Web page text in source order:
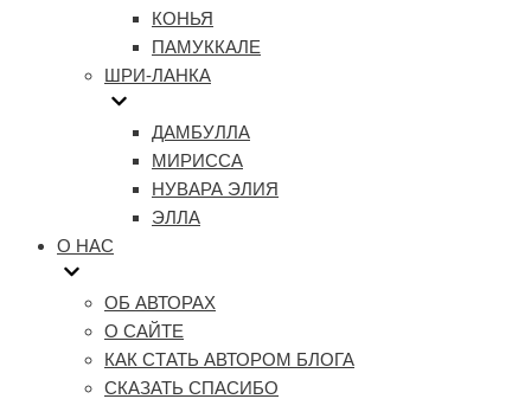
КОНЬЯ
ПАМУККАЛЕ
ШРИ-ЛАНКА
ДАМБУЛЛА
МИРИССА
НУВАРА ЭЛИЯ
ЭЛЛА
О НАС
ОБ АВТОРАХ
О САЙТЕ
КАК СТАТЬ АВТОРОМ БЛОГА
СКАЗАТЬ СПАСИБО